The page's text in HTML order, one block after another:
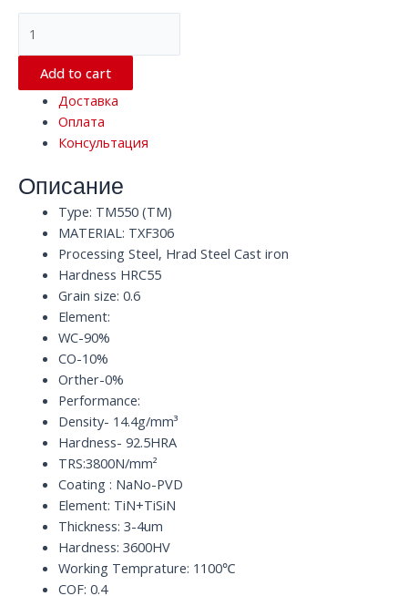
концевая
фреза
с
канавками
TM550
HRC55
quantity
Add to cart
Доставка
Оплата
Консультация
Описание
Type: TM550 (TM)
MATERIAL: TXF306
Processing Steel, Hrad Steel Cast iron
Hardness HRC55
Grain size: 0.6
Element:
WC-90%
CO-10%
Orther-0%
Performance:
Density- 14.4g/mm³
Hardness- 92.5HRA
TRS:3800N/mm²
Coating : NaNo-PVD
Element: TiN+TiSiN
Thickness: 3-4um
Hardness: 3600HV
Working Temprature: 1100℃
COF: 0.4